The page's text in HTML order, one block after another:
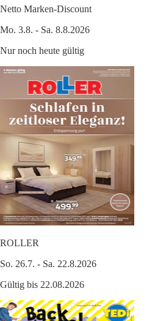
Netto Marken-Discount
Mo. 3.8. - Sa. 8.8.2026
Nur noch heute gültig
ROLLER
So. 26.7. - Sa. 22.8.2026
Gültig bis 22.08.2026